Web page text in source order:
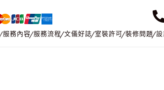
服務內容 服務流程 文儀好誌 室裝許可 裝修問題